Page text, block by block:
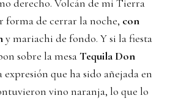
derecho. Volcán de mi Tierra
forma de cerrar la noche, con
y mariachi de fondo. Y si la fiesta
sobre la mesaTequila Don
expresión que ha sido añejada en
vino naranja, lo que lo